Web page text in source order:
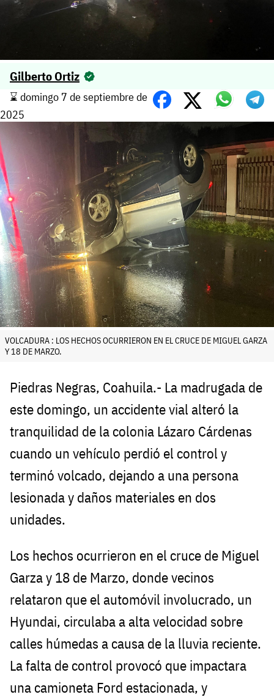
Gilberto Ortiz
⌛️ domingo 7 de septiembre de
2025
VOLCADURA : LOS HECHOS OCURRIERON EN EL CRUCE DE MIGUEL GARZA
Y 18 DE MARZO.
Piedras Negras, Coahuila.- La madrugada de
este domingo, un accidente vial alteró la
tranquilidad de la colonia Lázaro Cárdenas
cuando un vehículo perdió el control y
terminó volcado, dejando a una persona
lesionada y daños materiales en dos
unidades.
Los hechos ocurrieron en el cruce de Miguel
Garza y 18 de Marzo, donde vecinos
relataron que el automóvil involucrado, un
Hyundai, circulaba a alta velocidad sobre
calles húmedas a causa de la lluvia reciente.
La falta de control provocó que impactara
una camioneta Ford estacionada, y